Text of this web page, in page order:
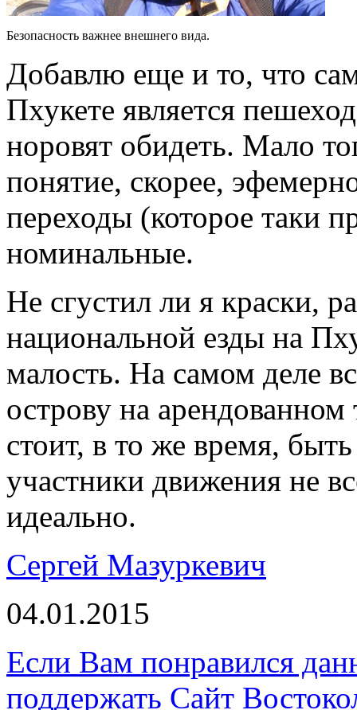
Безопасность важнее внешнего вида.
Добавлю еще и то, что
Пхукете является
норовят обидеть. Мало
понятие, скорее,
переходы (которое таки
номинальные.
Не сгустил ли я краски,
национальной езды на
малость. На самом деле
острову на
стоит, в то же время,
участники движения не
идеально.
Сергей Мазуркевич
04.01.2015
Если Вам понравился
поддержать Сайт